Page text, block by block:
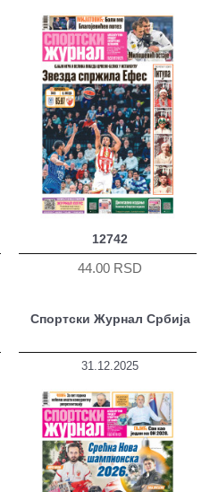
12742
44.00 RSD
Спортски Журнал Србија
31.12.2025